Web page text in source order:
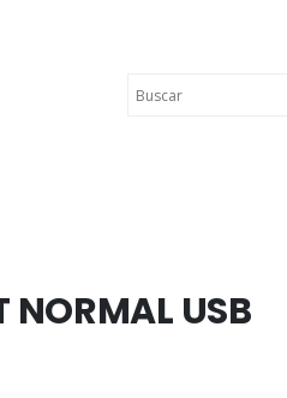
NORMAL USB